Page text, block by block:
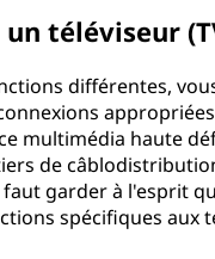
téléviseur
différentes,
multimédia haute
de
garder à l'esprit
spécifiques aux